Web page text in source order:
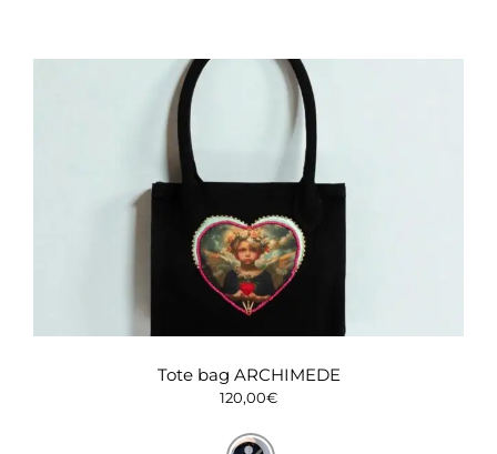
Tote bag ARCHIMEDE
120,00€